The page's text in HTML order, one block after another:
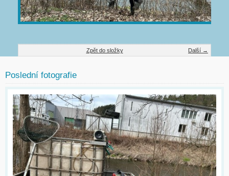
Další →
Zpět do složky
Poslední fotografie